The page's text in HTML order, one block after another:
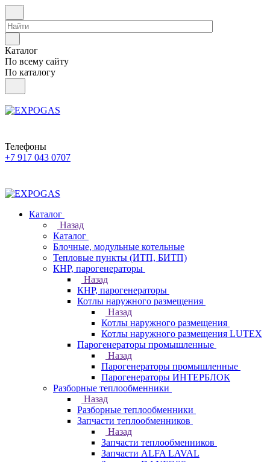
Каталог
По всему сайту
По каталогу
Телефоны
+7 917 043 0707
Каталог
Назад
Каталог
Блочные, модульные котельные
Тепловые пункты (ИТП, БИТП)
КНР, парогенераторы
Назад
КНР, парогенераторы
Котлы наружного размещения
Назад
Котлы наружного размещения
Котлы наружного размещения LUTEX
Парогенераторы промышленные
Назад
Парогенераторы промышленные
Парогенераторы ИНТЕРБЛОК
Разборные теплообменники
Назад
Разборные теплообменники
Запчасти теплообменников
Назад
Запчасти теплообменников
Запчасти ALFA LAVAL